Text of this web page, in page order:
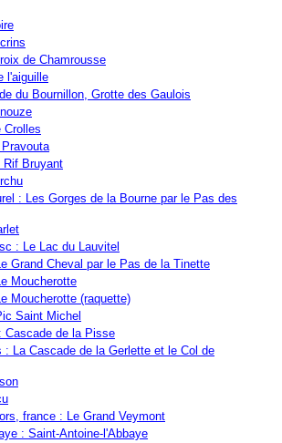
de Chamrousse
l'aiguille
du Bournillon, Grotte des Gaulois
Crolles
Rif Bruyant
: Les Gorges de la Bourne par le Pas des
: Le Lac du Lauvitel
Grand Cheval par le Pas de la Tinette
Moucherotte
Moucherotte (raquette)
Saint Michel
Cascade de la Pisse
: La Cascade de la Gerlette et le Col de
france : Le Grand Veymont
: Saint-Antoine-l'Abbaye